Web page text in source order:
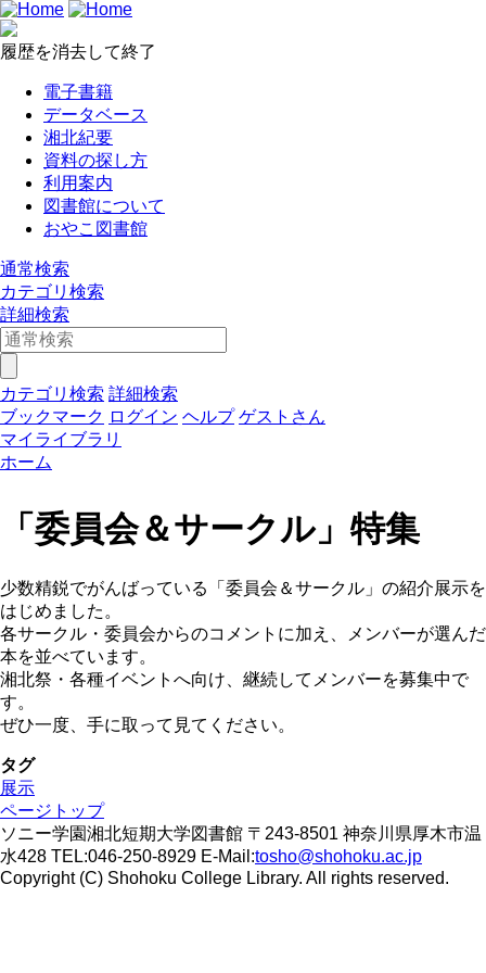
履歴を消去して終了
電子書籍
データベース
湘北紀要
資料の探し方
利用案内
図書館について
おやこ図書館
通常検索
カテゴリ検索
詳細検索
カテゴリ検索 詳細検索
ブックマーク ログイン ヘルプ ゲストさん
マイライブラリ
ホーム
「委員会＆サークル」特集
少数精鋭でがんばっている「委員会＆サークル」の紹介展示を
はじめました。
各サークル・委員会からのコメントに加え、メンバーが選んだ
本を並べています。
湘北祭・各種イベントへ向け、継続してメンバーを募集中で
す。
ぜひ一度、手に取って見てください。
タグ
展示
ページトップ
ソニー学園湘北短期大学図書館 〒243-8501 神奈川県厚木市温
水428 TEL:046-250-8929 E-Mail:tosho@shohoku.ac.jp
Copyright (C) Shohoku College Library. All rights reserved.